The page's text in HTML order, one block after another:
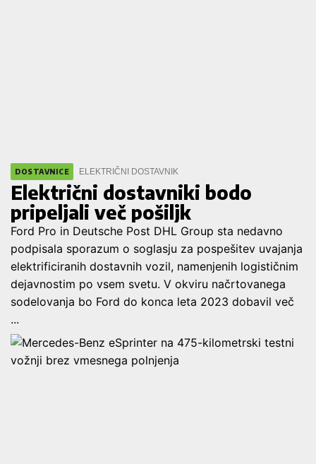
DOSTAVNICE ELEKTRIČNI DOSTAVNIK
Električni dostavniki bodo
pripeljali več pošiljk
Ford Pro in Deutsche Post DHL Group sta nedavno
podpisala sporazum o soglasju za pospešitev uvajanja
elektrificiranih dostavnih vozil, namenjenih logističnim
dejavnostim po vsem svetu. V okviru načrtovanega
sodelovanja bo Ford do konca leta 2023 dobavil več
...